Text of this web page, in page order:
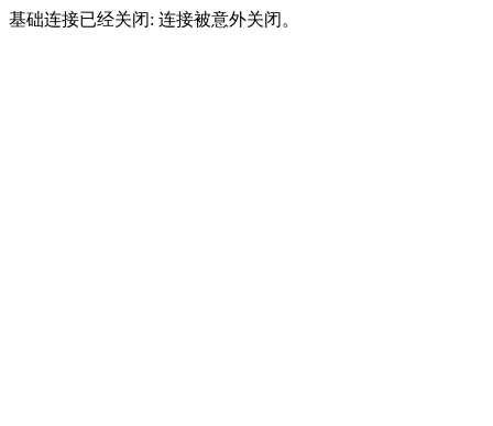
基础连接已经关闭: 连接被意外关闭。